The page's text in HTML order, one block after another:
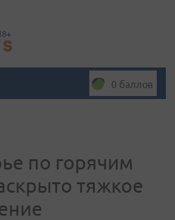
0 баллов
по горячим
тяжкое